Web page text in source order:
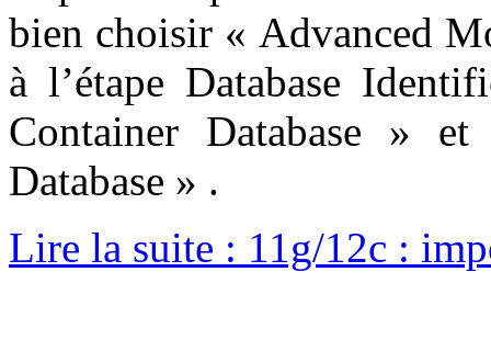
bien choisir « Advanced
à l’étape Database
Container Database »
Database » .
Lire la suite : 11g/12c :